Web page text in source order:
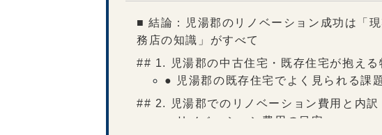
■ 結論：児湯郡のリノベーション成功は「
務店の知識」がすべて
## 1. 児湯郡の中古住宅・既存住宅が抱える
● 児湯郡の既存住宅でよく見られる課題
## 2. 児湯郡でのリノベーション費用と内訳
● リノベーション費用の目安